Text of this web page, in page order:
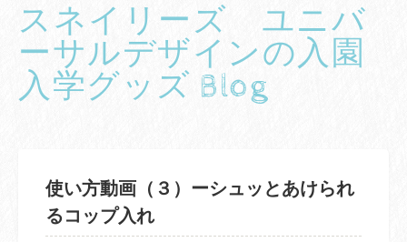
スネイリーズ ユニバ
ーサルデザインの入園
入学グッズ Blog
使い方動画（３）ーシュッとあけられ
るコップ入れ